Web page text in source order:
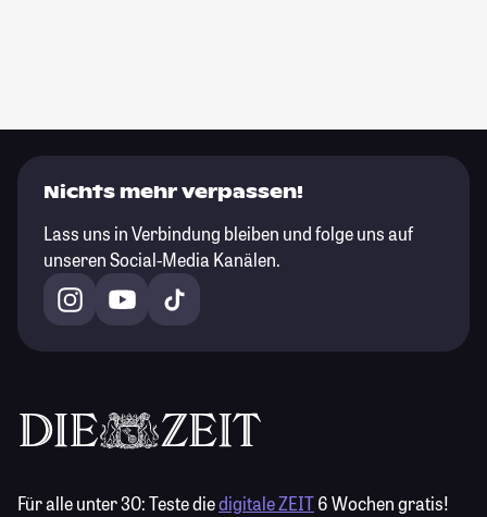
Nichts mehr verpassen!
Lass uns in Verbindung bleiben und folge uns auf
unseren Social-Media Kanälen.
Für alle unter 30:Teste diedigitale ZEIT6 Wochen gratis!